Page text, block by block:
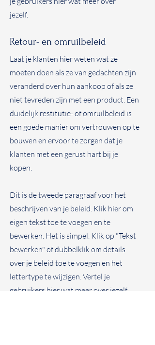
jezelf.
Retour- en omruilbeleid
Laat je klanten hier weten wat ze
moeten doen als ze van gedachten zijn
veranderd over hun aankoop of als ze
niet tevreden zijn met een product. Een
duidelijk restitutie- of omruilbeleid is
een goede manier om vertrouwen op te
bouwen en ervoor te zorgen dat je
klanten met een gerust hart bij je
kopen.
Dit is de tweede paragraaf voor het
beschrijven van je beleid. Klik hier om
eigen tekst toe te voegen en te
bewerken. Het is simpel. Klik op "Tekst
bewerken" of dubbelklik om details
over je beleid toe te voegen en het
lettertype te wijzigen. Vertel je
gebruikers hier wat meer over jezelf.